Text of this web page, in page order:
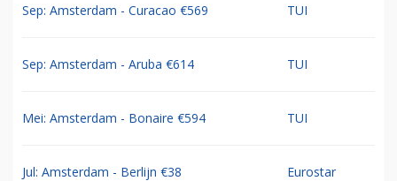
Sep: Amsterdam - Curacao €569 TUI
Sep: Amsterdam - Aruba €614 TUI
Mei: Amsterdam - Bonaire €594 TUI
Jul: Amsterdam - Berlijn €38 Eurostar